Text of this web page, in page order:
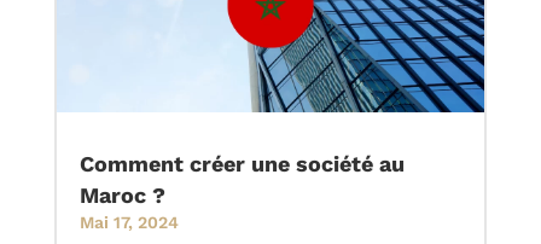
Comment créer une société au
Maroc ?
Mai 17, 2024